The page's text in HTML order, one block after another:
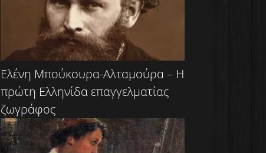
Ελένη Μπούκουρα-Αλταμούρα – Η
πρώτη Ελληνίδα επαγγελματίας
ζωγράφος